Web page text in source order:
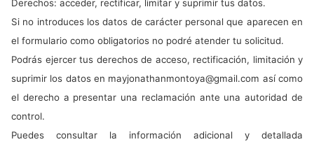
Derechos: acceder, rectificar, limitar y suprimir tus datos.
Si no introduces los datos de carácter personal que aparecen en
el formulario como obligatorios no podré atender tu solicitud.
Podrás ejercer tus derechos de acceso, rectificación, limitación y
suprimir los datos en mayjonathanmontoya@gmail.com así como
el derecho a presentar una reclamación ante una autoridad de
control.
Puedes consultar la información adicional y detallada